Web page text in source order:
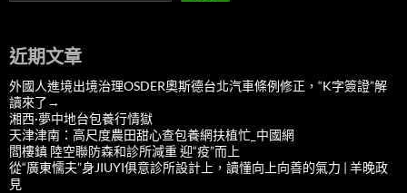
近期文章
外國人進境出境治理OSDER奧斯德台北汽車條例修正，“K字簽證”解
讀來了→
湘西·夢中地台包養行情獄
天津津南：高尺度農田甜心查包養網扶植忙_中國網
閻樓鎮 陸空聯防森和診所減重 迎“疫”而上
從“廣東懦夫”身JIUYI俱意診所設計上，讀懂向上向善的氣力 | 羊晚政
見